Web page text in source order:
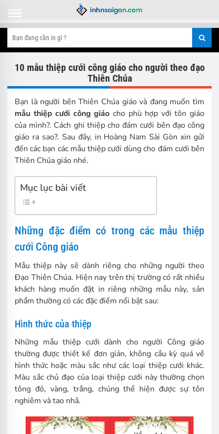
10 mẫu thiệp cưới công giáo cho người theo đạo
Thiên Chúa
Bạn là người bên Thiên Chúa giáo và đang muốn tìm
mẫu thiệp cưới công giáo cho phù hợp với tôn giáo
của mình?. Cách ghi thiệp cho đám cưới bên đạo công
giáo ra sao?. Sau đây, in Hoàng Nam Sài Gòn xin gửi
đến các bạn các mẫu thiệp cưới dùng cho đám cưới bên
Thiên Chúa giáo nhé.
Mục lục bài viết
Những đặc điểm có trong các mẫu thiệp
cưới Công giáo
Mẫu thiệp này sẽ dành riêng cho những người theo
Đạo Thiên Chúa. Hiện nay trên thị trường có rất nhiều
khách hàng muốn đặt in riêng những mẫu này, sản
phẩm thường có các đặc điểm nổi bật sau:
Hình thức của thiệp
Những mẫu thiệp cưới dành cho người Công giáo
thường được thiết kế đơn giản, không cầu kỳ quá về
hình thức hoặc màu sắc như các loại thiệp cưới khác.
Màu sắc chủ đạo của loại thiệp cưới này thường chọn
tông đỏ, vàng, trắng, chúng thể hiện được sự tôn
nghiêm và tao nhã.